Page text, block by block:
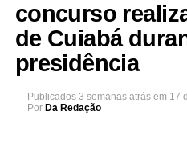
concurso
de Cuiabá
presidência
Publicados 3 semanas atrás em 17
Por Da Redação